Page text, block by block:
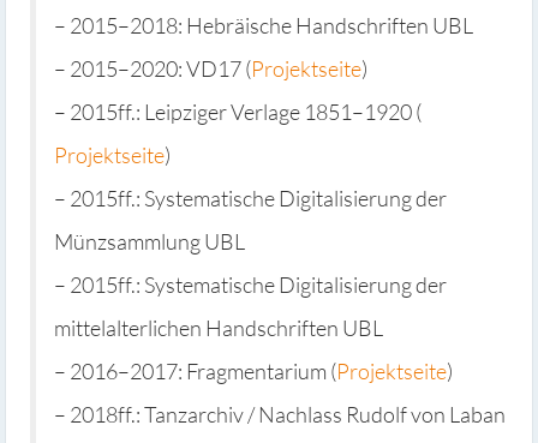
– 2015–2018: Hebräische Handschriften UBL
– 2015–2020: VD17 (Projektseite)
– 2015ff.: Leipziger Verlage 1851–1920 (
Projektseite)
– 2015ff.: Systematische Digitalisierung der
Münzsammlung UBL
– 2015ff.: Systematische Digitalisierung der
mittelalterlichen Handschriften UBL
– 2016–2017: Fragmentarium (Projektseite)
– 2018ff.: Tanzarchiv / Nachlass Rudolf von Laban